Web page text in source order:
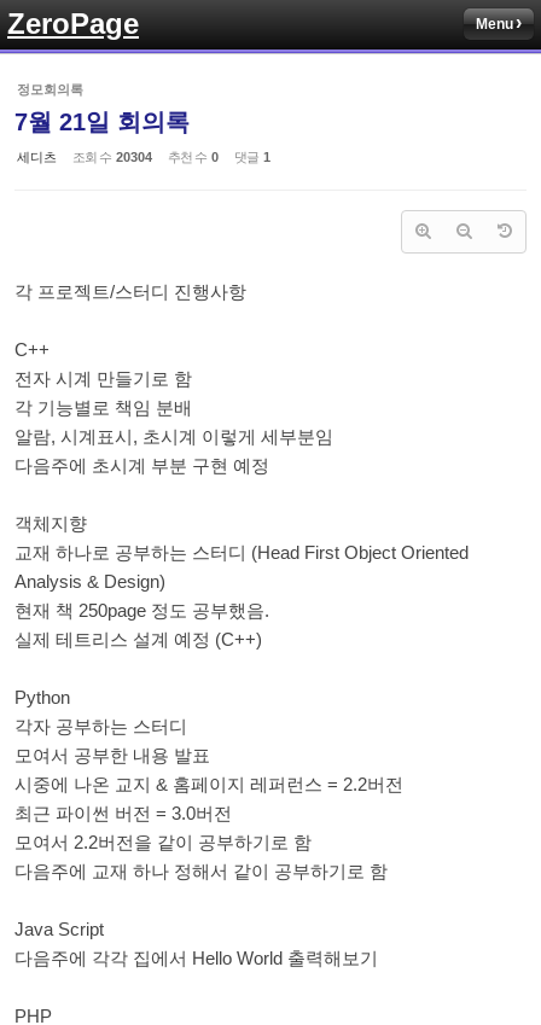
ZeroPage Menu
정모회의록
7월 21일 회의록
세디츠 조회 수 20304 추천 수 0 댓글 1
각 프로젝트/스터디 진행사항
C++
전자 시계 만들기로 함
각 기능별로 책임 분배
알람, 시계표시, 초시계 이렇게 세부분임
다음주에 초시계 부분 구현 예정
객체지향
교재 하나로 공부하는 스터디 (Head First Object Oriented
Analysis & Design)
현재 책 250page 정도 공부했음.
실제 테트리스 설계 예정 (C++)
Python
각자 공부하는 스터디
모여서 공부한 내용 발표
시중에 나온 교지 & 홈페이지 레퍼런스 = 2.2버전
최근 파이썬 버전 = 3.0버전
모여서 2.2버전을 같이 공부하기로 함
다음주에 교재 하나 정해서 같이 공부하기로 함
Java Script
다음주에 각각 집에서 Hello World 출력해보기
PHP
Sketchbook5, 스케치북5
Sketchbook5, 스케치북5